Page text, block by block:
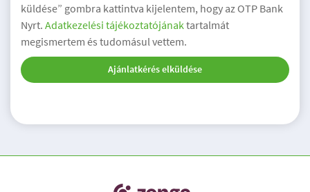
küldése” gombra kattintva kijelentem, hogy az OTP Bank
Nyrt. Adatkezelési tájékoztatójánaktartalmát
megismertem és tudomásul vettem.
Ajánlatkérés elküldése